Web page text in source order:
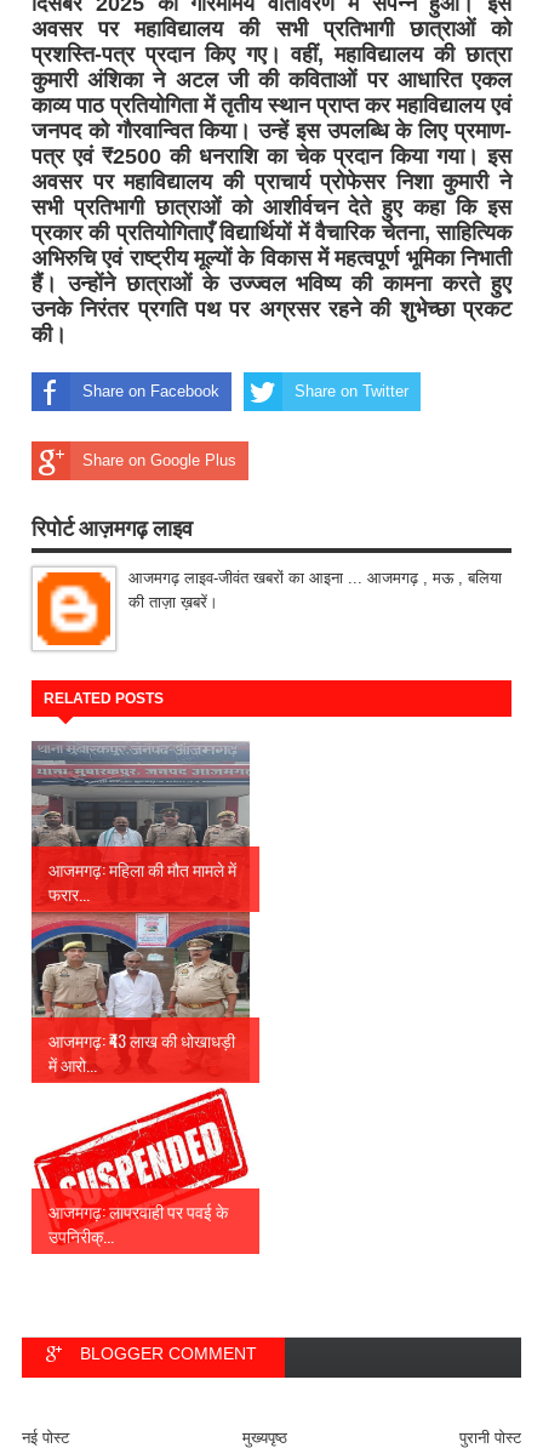
अवसर पर महाविद्यालय की सभी प्रतिभागी छात्राओं को
प्रशस्ति-पत्र प्रदान किए गए। वहीं, महाविद्यालय की छात्रा
कुमारी अंशिका ने अटल जी की कविताओं पर आधारित एकल
काव्य पाठ प्रतियोगिता में तृतीय स्थान प्राप्त कर महाविद्यालय एवं
जनपद को गौरवान्वित किया। उन्हें इस उपलब्धि के लिए प्रमाण-
पत्र एवं ₹2500 की धनराशि का चेक प्रदान किया गया। इस
अवसर पर महाविद्यालय की प्राचार्य प्रोफेसर निशा कुमारी ने
सभी प्रतिभागी छात्राओं को आशीर्वचन देते हुए कहा कि इस
प्रकार की प्रतियोगिताएँ विद्यार्थियों में वैचारिक चेतना, साहित्यिक
अभिरुचि एवं राष्ट्रीय मूल्यों के विकास में महत्वपूर्ण भूमिका निभाती
हैं। उन्होंने छात्राओं के उज्ज्वल भविष्य की कामना करते हुए
उनके निरंतर प्रगति पथ पर अग्रसर रहने की शुभेच्छा प्रकट
की।
Share on Facebook Share on Twitter
Share on Google Plus
रिपोर्ट आज़मगढ़ लाइव
आजमगढ़ लाइव-जीवंत खबरों का आइना ... आजमगढ़ , मऊ , बलिया
की ताज़ा ख़बरें।
RELATED POSTS
आजमगढ़: महिला की मौत मामले में
फरार...
आजमगढ़: ₹43 लाख की धोखाधड़ी
में आरो...
आजमगढ़: लापरवाही पर पवई के
उपनिरीक्...
BLOGGER COMMENT
नई पोस्ट पुरानी पोस्ट
मुख्यपृष्ठ